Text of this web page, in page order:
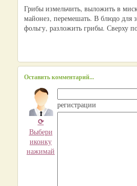
Грибы измельчить, выложить в
майонез, перемешать. В блюдо для
фольгу, разложить грибы. Сверху
Оставить комментарий...
⟳
Выбери
иконку
нажимай
регистрации